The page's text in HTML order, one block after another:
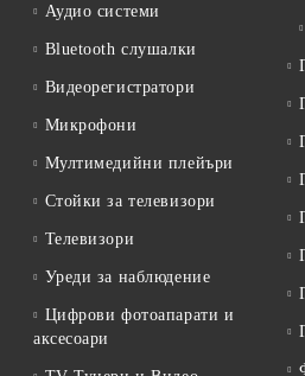
Аудио системи
Bluetooth слушалки
Видеорегистратори
Микрофони
Мултимедийни плейъри
Стойки за телевизори
Телевизори
Уреди за наблюдение
Цифрови фотоапарати и
аксесоари